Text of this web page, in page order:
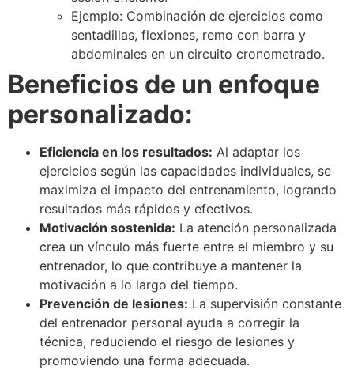
Ejemplo: Combinación de ejercicios como
sentadillas, flexiones, remo con barra y
abdominales en un circuito cronometrado.
Beneficios de un enfoque
personalizado:
Eficiencia en los resultados: Al adaptar los
ejercicios según las capacidades individuales, se
maximiza el impacto del entrenamiento, logrando
resultados más rápidos y efectivos.
Motivación sostenida: La atención personalizada
crea un vínculo más fuerte entre el miembro y su
entrenador, lo que contribuye a mantener la
motivación a lo largo del tiempo.
Prevención de lesiones: La supervisión constante
del entrenador personal ayuda a corregir la
técnica, reduciendo el riesgo de lesiones y
promoviendo una forma adecuada.